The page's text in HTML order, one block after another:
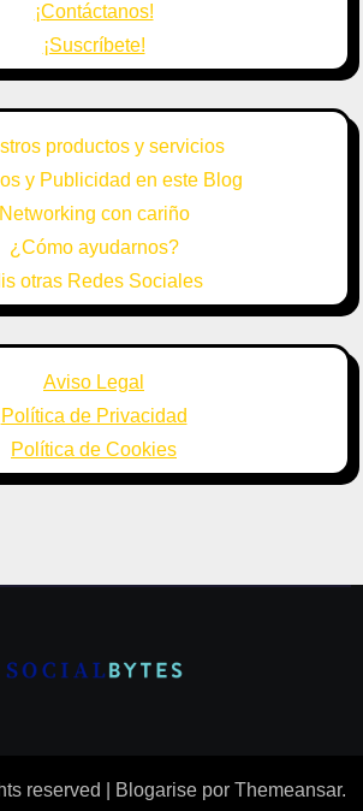
¡Contáctanos!
¡Suscríbete!
productos y servicios
y Publicidad en este Blog
Networking con cariño
¿Cómo ayudarnos?
otras Redes Sociales
Aviso Legal
Política de Privacidad
Política de Cookies
reserved Blogarise por Themeansar.